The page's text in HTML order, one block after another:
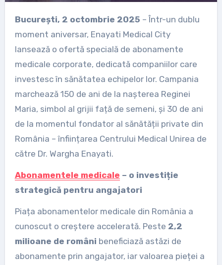
București, 2 octombrie 2025 – Într-un dublu
moment aniversar, Enayati Medical City
lansează o ofertă specială de abonamente
medicale corporate, dedicată companiilor care
investesc în sănătatea echipelor lor. Campania
marchează 150 de ani de la nașterea Reginei
Maria, simbol al grijii față de semeni, și 30 de ani
de la momentul fondator al sănătății private din
România – înființarea Centrului Medical Unirea de
către Dr. Wargha Enayati.
Abonamentele medicale – o investiție
strategică pentru angajatori
Piața abonamentelor medicale din România a
cunoscut o creștere accelerată. Peste 2,2
milioane de români beneficiază astăzi de
abonamente prin angajator, iar valoarea pieței a